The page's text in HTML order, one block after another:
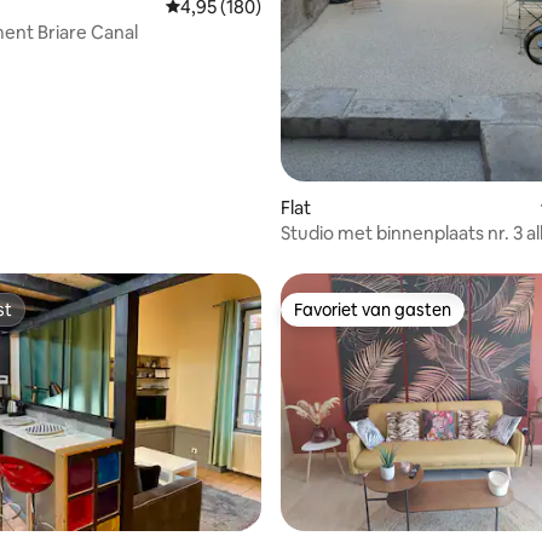
Gemiddelde beoordeling van 4,95 op 5, 180
4,95 (180)
Briare Canal
Flat
Studio met binnenplaats nr. 3
Favoriet van gasten
Favoriet van gasten